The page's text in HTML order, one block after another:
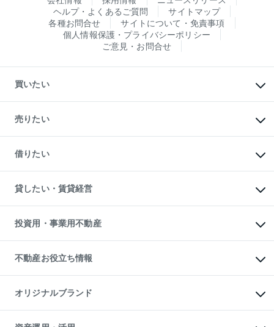
ヘルプ・よくあるご質問
サイトマップ
各種お問合せ
サイトについて・免責事項
個人情報保護・プライバシーポリシー
ご意見・お問合せ
買いたい
新築・分譲マンションの購入
中古マンションの購入
一戸建ての購入
中古一戸建ての購入
不動産購入の流れ
注目キーワード物件特集
購入ガイド
English 繁体中文簡体中文
売りたい
一戸建ての売却・査定
土地の売却・査定
スピードAI査定
不動産査定について
不動産売却の流れ
不動産買換えの流れ
売却ガイド
借りたい
オフィス・店舗の賃貸
借りるときの流れ
借りるガイド
貸したい・賃貸経営
マンション賃料データ
賃貸管理プラン
リロケーションについて
貸すガイド
投資用・事業用不動産
事業用不動産
マンション投資
投資用マンション
アパート経営
収益物件
ビル購入（ビル一棟）
不動産お役立ち情報
マンションライブラリー
人気マンションランキング
暮らしに役立つ不動産メディア
オリジナルブランド
一棟リノベーションマンション